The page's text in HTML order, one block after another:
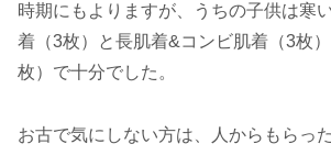
時期にもよりますが、うちの子供は寒
着（3枚）と長肌着&コンビ肌着（3枚
枚）で十分でした。
お古で気にしない方は、人からもらっ